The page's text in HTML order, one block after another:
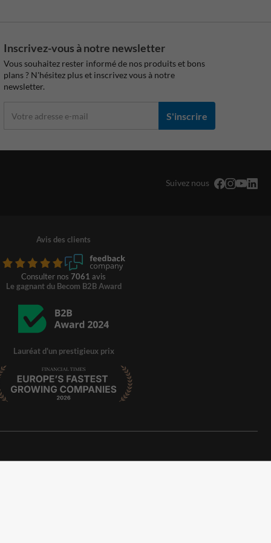
Inscrivez-vous à notre newsletter
Vous souhaitez rester informé de nos produits et bons
plans ? N'hésitez plus et inscrivez vous à notre
newsletter.
S'inscrire
Suivez nous
Avis des clients
Consulter nos 7061 avis
Le gagnant du Becom B2B Award
Lauréat d'un prestigieux prix